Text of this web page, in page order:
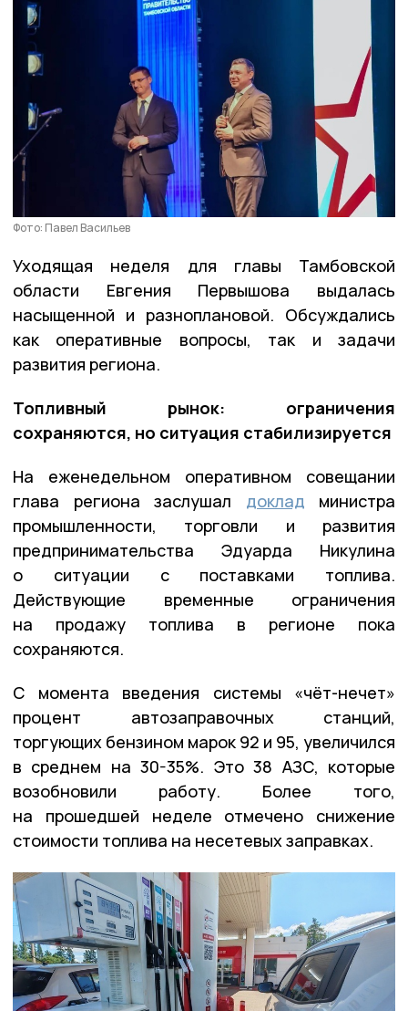
Фото: Павел Васильев
Уходящая неделя для главы Тамбовской
области Евгения Первышова выдалась
насыщенной и разноплановой. Обсуждались
как оперативные вопросы, так и задачи
развития региона.
Топливный рынок: ограничения
сохраняются, но ситуация стабилизируется
На еженедельном оперативном совещании
глава региона заслушал доклад министра
промышленности, торговли и развития
предпринимательства Эдуарда Никулина
о ситуации с поставками топлива.
Действующие временные ограничения
на продажу топлива в регионе пока
сохраняются.
С момента введения системы «чёт-нечет»
процент автозаправочных станций,
торгующих бензином марок 92 и 95, увеличился
в среднем на 30-35%. Это 38 АЗС, которые
возобновили работу. Более того,
на прошедшей неделе отмечено снижение
стоимости топлива на несетевых заправках.